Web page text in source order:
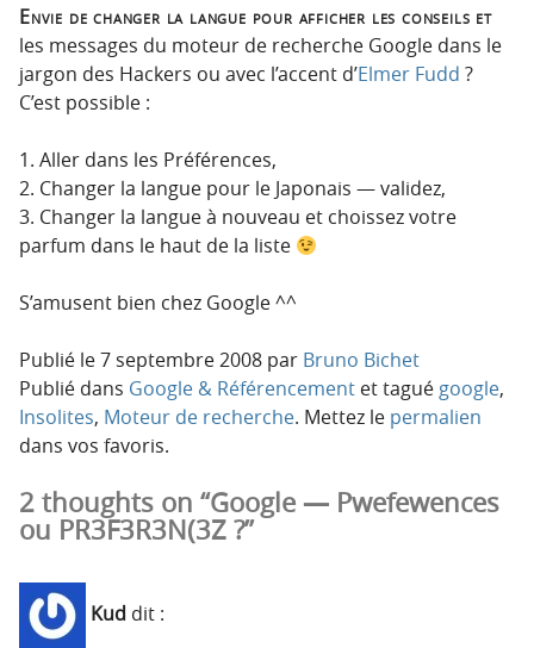
c
i
p
a
e
Envie de changer la langue pour afficher les conseils et
les messages du moteur de recherche Google dans le
jargon des Hackers ou avec l’accent d’Elmer Fudd ?
C’est possible :
1. Aller dans les Préférences,
2. Changer la langue pour le Japonais — validez,
3. Changer la langue à nouveau et choissez votre
parfum dans le haut de la liste
S’amusent bien chez Google ^^
Publié le7 septembre 2008 par Bruno Bichet
Publié dans Google & Référencement et tagué google,
Insolites, Moteur de recherche. Mettez le permalien
dans vos favoris.
2 thoughts on “Google — Pwefewences
ou PR3F3R3N(3Z ?”
Kud dit :